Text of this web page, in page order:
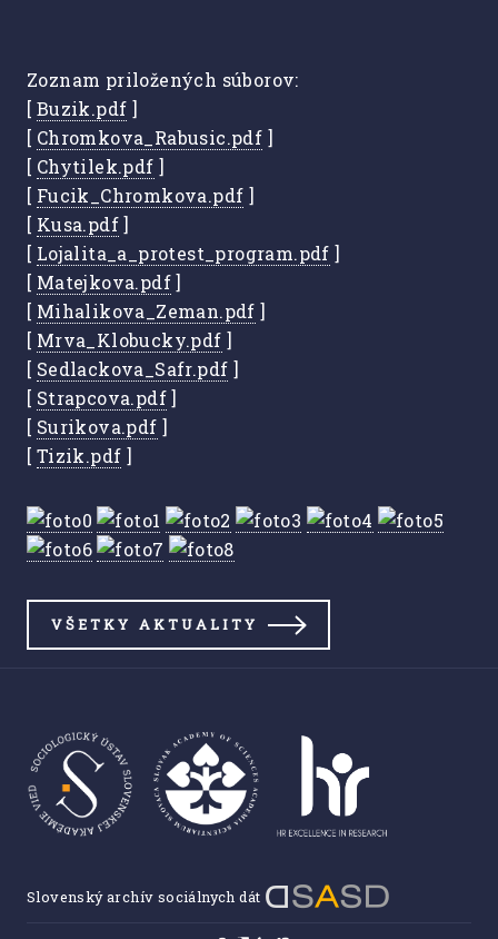
Zoznam priložených súborov:
[ Buzik.pdf ]
[ Chromkova_Rabusic.pdf ]
[ Chytilek.pdf ]
[ Fucik_Chromkova.pdf ]
[ Kusa.pdf]
[ Lojalita_a_protest_program.pdf ]
[ Matejkova.pdf]
[ Mihalikova_Zeman.pdf ]
[ Mrva_Klobucky.pdf ]
[ Sedlackova_Safr.pdf ]
[ Strapcova.pdf]
[ Surikova.pdf ]
[ Tizik.pdf ]
VŠETKY AKTUALITY
Slovenský archív sociálnych dát